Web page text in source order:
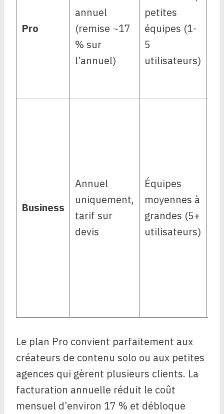
Pro
annuel
(remise ~17
% sur
l’annuel)
petites
équipes (1-
5
utilisateurs)
Business
Annuel
uniquement,
tarif sur
devis
Équipes
moyennes à
grandes (5+
utilisateurs)
Le plan Pro convient parfaitement aux
créateurs de contenu solo ou aux petites
agences qui gèrent plusieurs clients. La
facturation annuelle réduit le coût
mensuel d’environ 17 % et débloque